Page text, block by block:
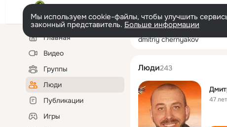
Мы используем cookie-файлы, чтобы улучшить
законный представитель. Больше информации
Левая
колонкаГлавная
Видео
Группы
Люди
Публикации
Игры
dmitriy
Люди243
47 лет